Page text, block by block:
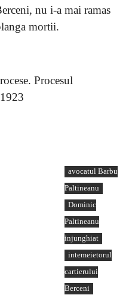
nu i-a mai ramas
mortii.
Procesul
avocatul Barbu
Paltineanu
Dominic
Paltineanu
injunghiat
intemeietorul
cartierului
Berceni